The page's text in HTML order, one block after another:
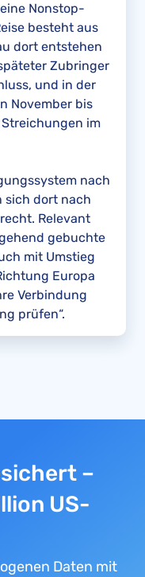
Nonstop-
besteht aus
dort entstehen
Zubringer
und in der
November bis
im
nach
sich dort nach
Relevant
gebuchte
mit Umstieg
Europa
Verbindung
prüfen“.
–
US-
Daten mit